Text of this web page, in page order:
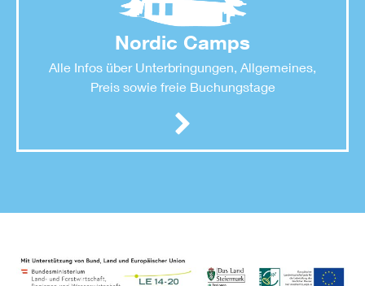
Nordic Camps
Alle Infos über Unterbringungen, Allgemeines,
Preis sowie freie Buchungstage